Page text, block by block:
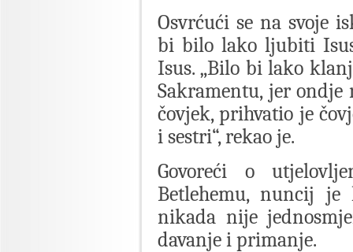
Osvrćući se na svoje
bi bilo lako ljubiti
Isus. „Bilo bi lako
Sakramentu, jer ondje
čovjek, prihvatio je
i sestri“, rekao je.
Govoreći o
Betlehemu, nuncij
nikada nije
davanje i primanje.